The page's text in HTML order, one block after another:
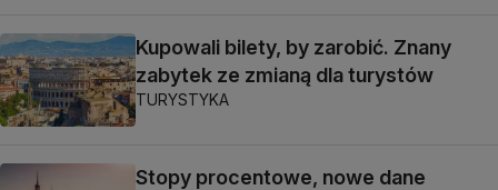
Kupowali bilety, by zarobić. Znany
zabytek ze zmianą dla turystów
TURYSTYKA
Stopy procentowe, nowe dane